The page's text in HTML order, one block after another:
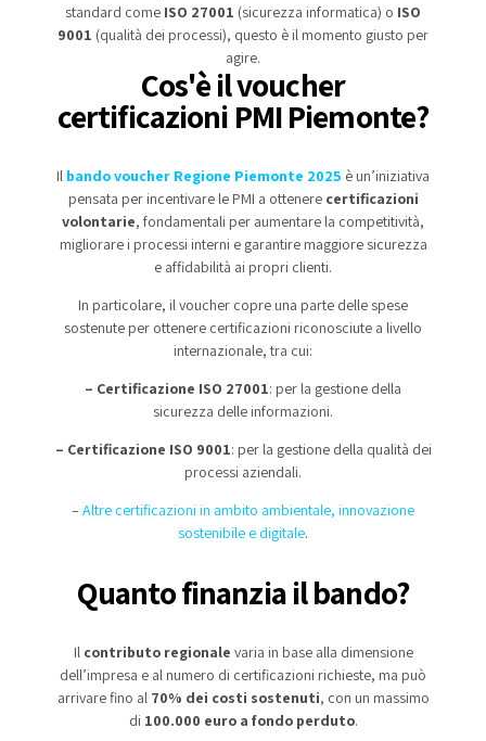
standard come ISO 27001 (sicurezza informatica) o ISO
9001 (qualità dei processi), questo è il momento giusto per
agire.
Cos'è il voucher
certificazioni PMI Piemonte?
Il bando voucher Regione Piemonte 2025 è un’iniziativa
pensata per incentivare le PMI a ottenere certificazioni
volontarie, fondamentali per aumentare la competitività,
migliorare i processi interni e garantire maggiore sicurezza
e affidabilità ai propri clienti.
In particolare, il voucher copre una parte delle spese
sostenute per ottenere certificazioni riconosciute a livello
internazionale, tra cui:
– Certificazione ISO 27001: per la gestione della
sicurezza delle informazioni.
– Certificazione ISO 9001: per la gestione della qualità dei
processi aziendali.
– Altre certificazioni in ambito ambientale, innovazione
sostenibile e digitale.
Quanto finanzia il bando?
Il contributo regionale varia in base alla dimensione
dell’impresa e al numero di certificazioni richieste, ma può
arrivare fino al 70% dei costi sostenuti, con un massimo
di 100.000 euro a fondo perduto.